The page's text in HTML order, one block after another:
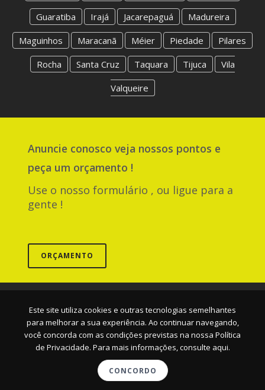
Este site utiliza cookies e outras tecnologias semelhantes
para melhorar a sua experiência. Ao continuar navegando,
você concorda com as condições previstas na nossa Política
de Privacidade. Para mais informações, consulte aqui.
CONCORDO
Guaratiba
Irajá Jacarepaguá
Madureira
Maguinhos
Maracanã Méier Piedade
Pilares
Rocha
Santa Cruz Taquara Tijuca
Vila
Valqueire
Anuncie conosco veja nossos pontos e
peça um orçamento !
Use o nosso formulário , ou ligue para a
gente !
ORÇAMENTO
Empresa|Serviços|Pontos|Contato
© 2026 AMB MÍDIA EXTERIOR